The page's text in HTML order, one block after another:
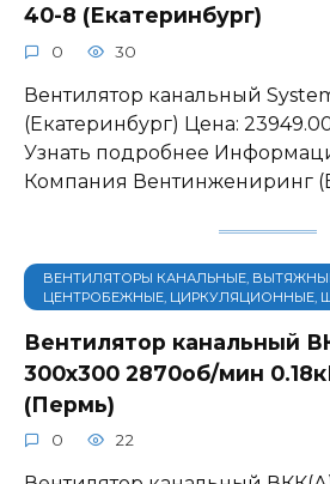
40-8 (Екатеринбург)
0 30
Вентилятор канальный
(Екатеринбург) Цена: 23949.00
Узнать подробнее
Компания Вентинжениринг
ВЕНТИЛЯТОРЫ КАНАЛЬНЫЕ,
ЦЕНТРОБЕЖНЫЕ,
Вентилятор канальный
300х300 2870об/мин
(Пермь)
0 22